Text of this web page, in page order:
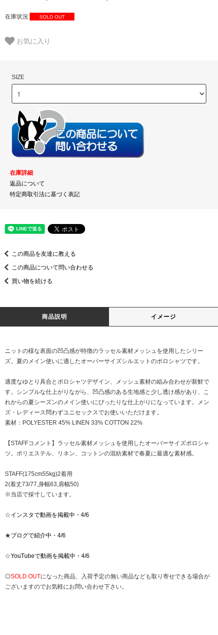
在庫状況 SOLD OUT
お気に入り
SIZE
在庫詳細
返品について
特定商取引法に基づく表記
この商品を友達に教える
この商品について問い合わせる
買い物を続ける
商品説明 イメージ
ニットの様な表面の凹凸感が特徴のラッセル素材メッシュを使用したシリー
ズ。夏のメイン使いに適したオーバーサイズシルエットのポロシャツです。
適度なゆとり具合とポロシャツデザイン、メッシュ素材の組み合わせが新鮮で
す。シンプルな仕上がりながら、凹凸感のある生地感と少し透け感があり、こ
れからの夏シーズンのメイン使いにぴったりな仕上がりになっています。メン
ズ・レディース問わずユニセックスでお使いいただけます。
素材：POLYESTER 45% LINEN 33% COTTON 22%
【STAFFコメント】ラッセル素材メッシュを使用したオーバーサイズポロシャ
ツ。ポリエステル、リネン、コットンの混紡素材で春夏に最適な素材感。
STAFF(175cm55kg)2着用
2(着丈73/77,身幅63,肩幅50)
※当店で採寸しています。
☆インスタで動画を掲載中・4/6
★ブログで紹介中・4/6
☆YouTubeで動画を掲載中・4/6
◎SOLD OUTになった商品、入荷予定の無い商品なども取り寄せできる場合が
ございますのでお気軽にお問い合わせ下さい。